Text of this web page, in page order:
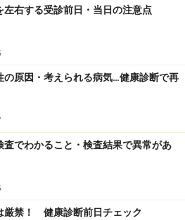
左右する受診前日・当日の注意点
の原因・考えられる病気…健康診断で再
査でわかること・検査結果で異常があ
厳禁！ 健康診断前日チェック